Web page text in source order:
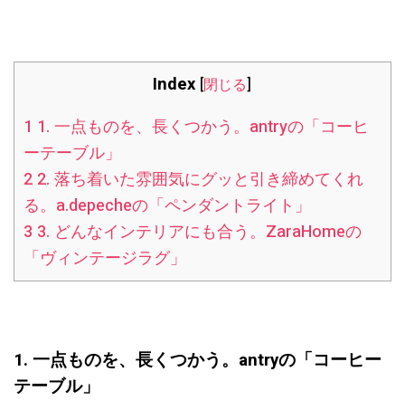
Index [閉じる]
1 1. 一点ものを、長くつかう。antryの「コーヒ
ーテーブル」
22. 落ち着いた雰囲気にグッと引き締めてくれ
る。a.depecheの「ペンダントライト」
3 3. どんなインテリアにも合う。ZaraHomeの
「ヴィンテージラグ」
1. 一点ものを、長くつかう。antryの「コーヒー
テーブル」